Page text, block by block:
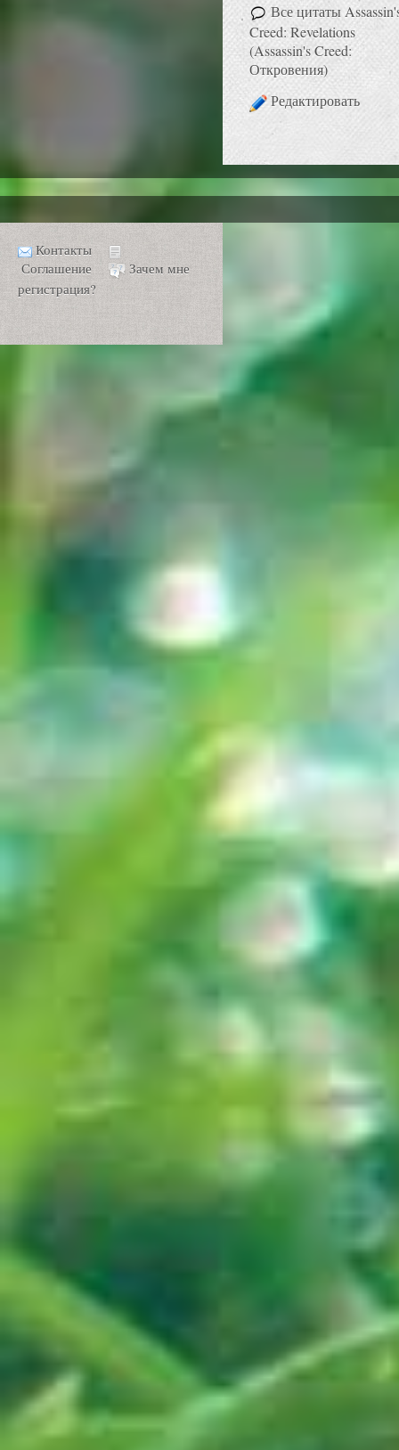
Все цитаты
Creed: Revelations
(Assassin's Creed:
Откровения)
Редактировать
Контакты
Соглашение
Зачем мне
регистрация?